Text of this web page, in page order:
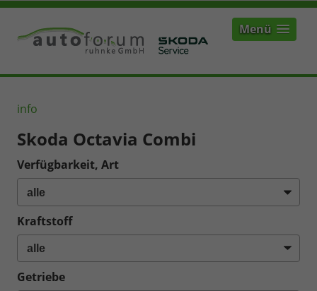
Menü
info
Skoda Octavia Combi
Verfügbarkeit, Art
Kraftstoff
Getriebe